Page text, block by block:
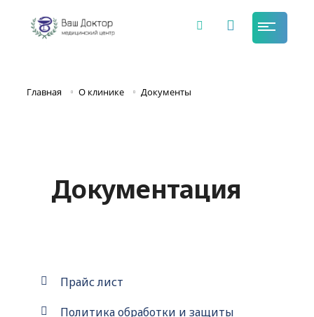
Главная О клинике Документы
Документация
Прайс лист
Политика обработки и защиты